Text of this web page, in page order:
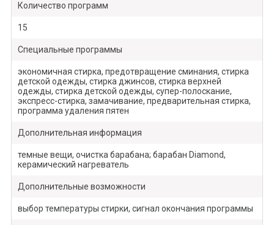
Количество программ
15
Специальные программы
экономичная стирка, предотвращение сминания, стирка
детской одежды, стирка джинсов, стирка верхней
одежды, стирка детской одежды, супер-полоскание,
экспресс-стирка, замачивание, предварительная стирка,
программа удаления пятен
Дополнительная информация
темные вещи, очистка барабана; барабан Diamond,
керамический нагреватель
Дополнительные возможности
выбор температуры стирки, сигнал окончания программы